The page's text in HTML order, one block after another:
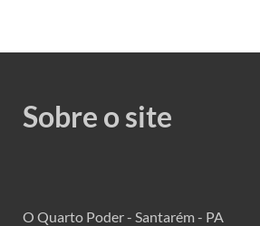
Sobre o site
O Quarto Poder - Santarém - PA